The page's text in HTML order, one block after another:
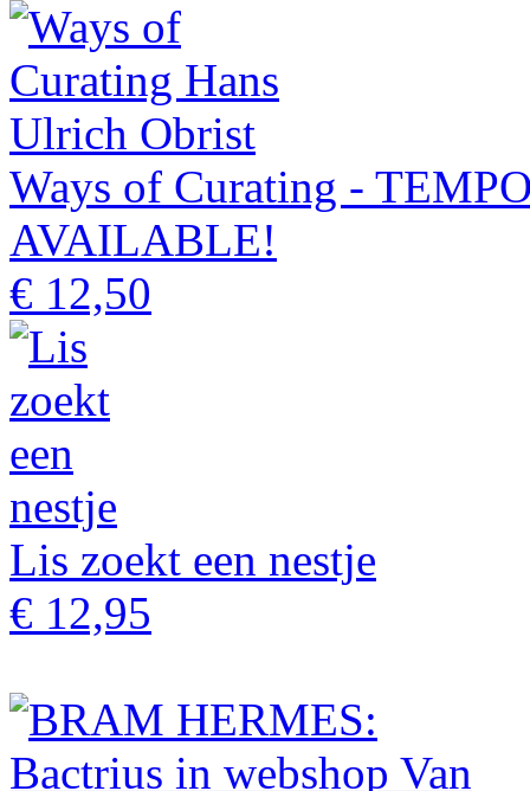
Ways of Curating -
AVAILABLE!
€ 12,50
Lis zoekt een nestje
€ 12,95